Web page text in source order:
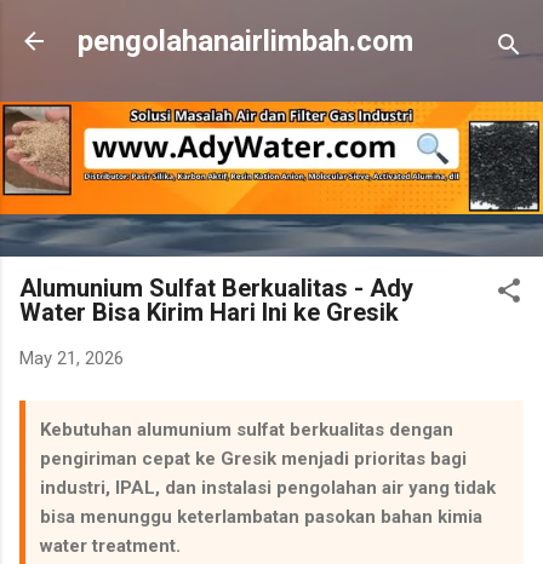
Skip to main content
pengolahanairlimbah.com
Alumunium Sulfat Berkualitas - Ady
Water Bisa Kirim Hari Ini ke Gresik
May 21, 2026
Kebutuhan alumunium sulfat berkualitas dengan
pengiriman cepat ke Gresik menjadi prioritas bagi
industri, IPAL, dan instalasi pengolahan air yang tidak
bisa menunggu keterlambatan pasokan bahan kimia
water treatment.